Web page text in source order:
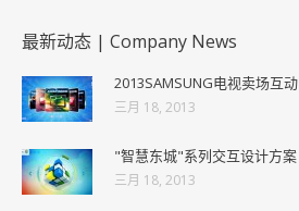
最新动态 | Company News
2013SAMSUNG电视卖场互动
三月 18, 2013
"智慧东城"系列交互设计方案
三月 18, 2013